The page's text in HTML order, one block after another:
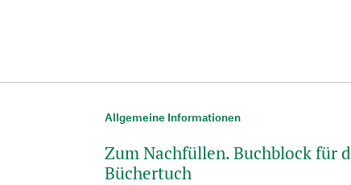
Allgemeine Informationen
Zum Nachfüllen. Buchblock für
Büchertuch